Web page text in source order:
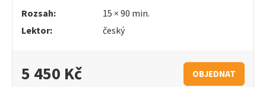
Rozsah:
15 ×90 min.
Lektor:
český
5 450 Kč OBJEDNAT